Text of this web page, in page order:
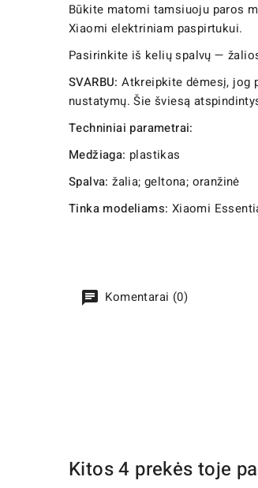
Būkite matomi tamsiuoju paros
Xiaomi elektriniam paspirtukui.
Pasirinkite iš kelių spalvų —
SVARBU: Atkreipkite dėmesį, jog
nustatymų. Šie šviesą
Techniniai parametrai:
Medžiaga: plastikas
Spalva: žalia; geltona; oranžinė
Tinka modeliams: Xiaomi
Komentarai (0)
Kitos 4 prekės toje